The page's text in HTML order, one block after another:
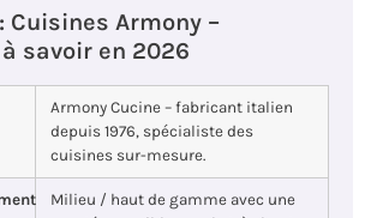
Cuisines Armony –
savoir en 2026
Armony Cucine – fabricant italien
depuis 1976, spécialiste des
cuisines sur-mesure.
Milieu / haut de gamme avec une